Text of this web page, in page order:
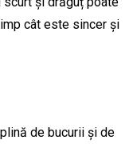
cât este sincer și
de bucurii și de